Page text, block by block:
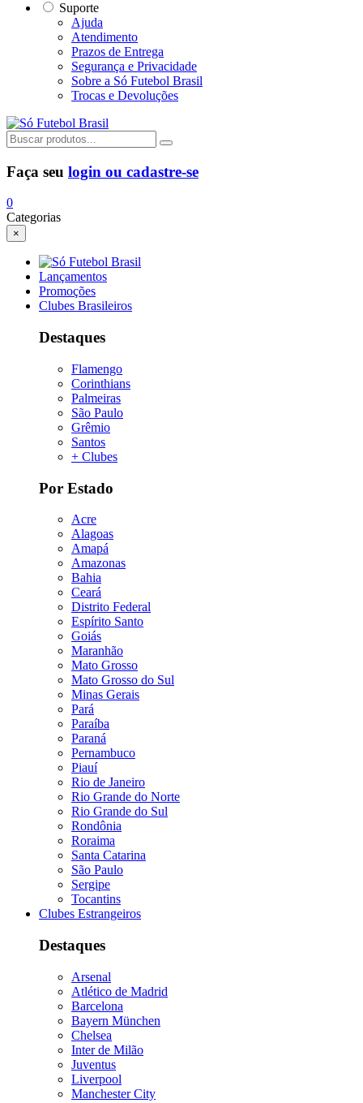
Suporte
Ajuda
Atendimento
Prazos de Entrega
Segurança e Privacidade
Sobre a Só Futebol Brasil
Trocas e Devoluções
Faça seu login ou cadastre-se
0
Categorias
×
Lançamentos
Promoções
Clubes Brasileiros
Destaques
Flamengo
Corinthians
Palmeiras
São Paulo
Grêmio
Santos
+ Clubes
Por Estado
Acre
Alagoas
Amapá
Amazonas
Bahia
Ceará
Distrito Federal
Espírito Santo
Goiás
Maranhão
Mato Grosso
Mato Grosso do Sul
Minas Gerais
Pará
Paraíba
Paraná
Pernambuco
Piauí
Rio de Janeiro
Rio Grande do Norte
Rio Grande do Sul
Rondônia
Roraima
Santa Catarina
São Paulo
Sergipe
Tocantins
Clubes Estrangeiros
Destaques
Arsenal
Atlético de Madrid
Barcelona
Bayern München
Chelsea
Inter de Milão
Juventus
Liverpool
Manchester City